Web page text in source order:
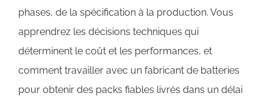
phases, de la spécification à la production. Vous
apprendrez les décisions techniques qui
déterminent le coût et les performances, et
comment travailler avec un fabricant de batteries
pour obtenir des packs fiables livrés dans un délai